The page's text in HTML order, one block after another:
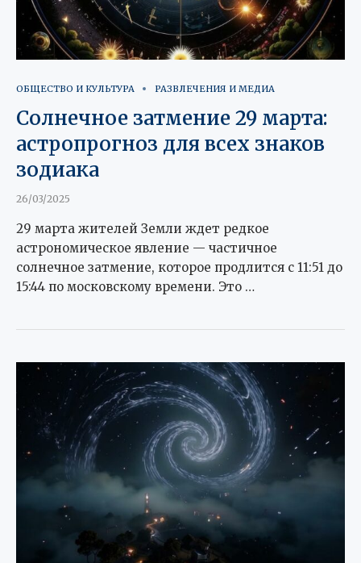
ОБЩЕСТВО И КУЛЬТУРА РАЗВЛЕЧЕНИЯ И МЕДИА
Солнечное затмение 29 марта:
астропрогноз для всех знаков
зодиака
26/03/2025
29 марта жителей Земли ждет редкое
астрономическое явление — частичное
солнечное затмение, которое продлится с 11:51 до
15:44 по московскому времени. Это …